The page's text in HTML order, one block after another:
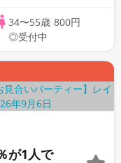
34〜55歳 800円
◎受付中
が1人で